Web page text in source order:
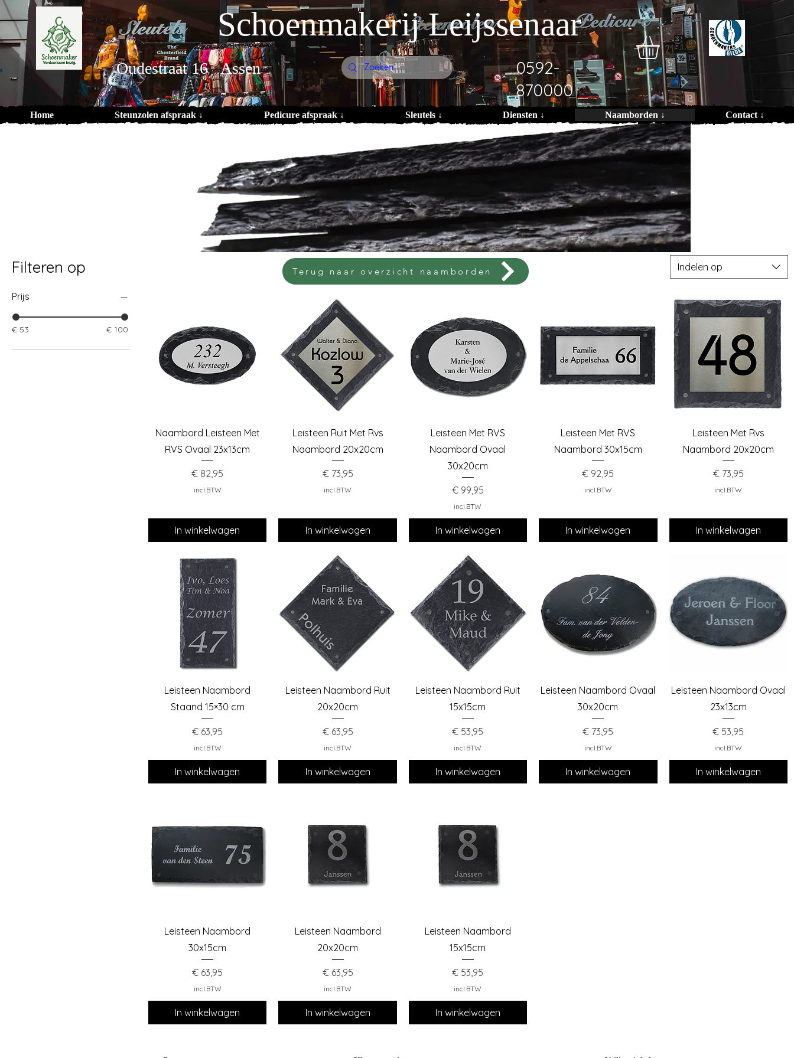
Schoenmakerij Leijssenaar
Oudestraat 16 Assen
0592-
870000
Home Steunzolen afspraak ↓ Pedicure afspraak ↓ Sleutels ↓ Diensten ↓ Naamborden ↓ Contact ↓
Filteren op
Prijs
€ 53 € 100
Indelen op
Snel overzicht
Naambord Leisteen Met
RVS Ovaal 23x13cm
Prijs
€ 82,95
incl.BTW
In winkelwagen
Snel overzicht
Leisteen Ruit Met Rvs
Naambord 20x20cm
Prijs
€ 73,95
incl.BTW
In winkelwagen
Snel overzicht
Leisteen Met RVS
Naambord Ovaal
30x20cm
Prijs
€ 99,95
incl.BTW
In winkelwagen
Snel overzicht
Leisteen Met RVS
Naambord 30x15cm
Prijs
€ 92,95
incl.BTW
In winkelwagen
Snel overzicht
Leisteen Met Rvs
Naambord 20x20cm
Prijs
€ 73,95
incl.BTW
In winkelwagen
Snel overzicht
Leisteen Naambord
Staand 15×30 cm
Prijs
€ 63,95
incl.BTW
In winkelwagen
Snel overzicht
Leisteen Naambord Ruit
20x20cm
Prijs
€ 63,95
incl.BTW
In winkelwagen
Snel overzicht
Leisteen Naambord Ruit
15x15cm
Prijs
€ 53,95
incl.BTW
In winkelwagen
Snel overzicht
Leisteen Naambord Ovaal
30x20cm
Prijs
€ 73,95
incl.BTW
In winkelwagen
Snel overzicht
Leisteen Naambord Ovaal
23x13cm
Prijs
€ 53,95
incl.BTW
In winkelwagen
Snel overzicht
Leisteen Naambord
30x15cm
Prijs
€ 63,95
incl.BTW
In winkelwagen
Snel overzicht
Leisteen Naambord
20x20cm
Prijs
€ 63,95
incl.BTW
In winkelwagen
Snel overzicht
Leisteen Naambord
15x15cm
Prijs
€ 53,95
incl.BTW
In winkelwagen
Terug naar overzicht naamborden